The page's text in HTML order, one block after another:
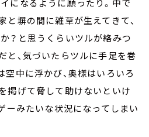
になるように願ったり。中で
と塀の間に雑草が生えてきて、
？と思うくらいツルが絡みつ
と、気づいたらツルに手足を巻
空中に浮かび、奥様はいろいろ
掲げて脅して助けないといけ
みたいな状況になってしまい